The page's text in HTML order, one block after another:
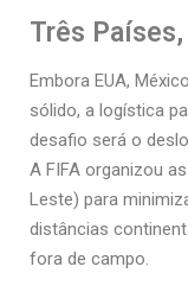
Três Países,
Embora EUA,
sólido, a logística
desafio será o
A FIFA organizou
Leste) para
distâncias
fora de campo.